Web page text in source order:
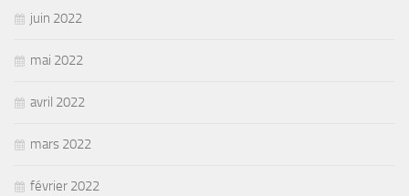
juin 2022
mai 2022
avril 2022
mars 2022
février 2022